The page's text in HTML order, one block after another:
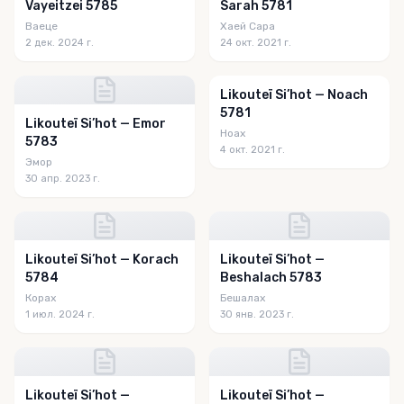
Vayeitzei 5785
Ваеце
2 дек. 2024 г.
Sarah 5781
Хаей Сара
24 окт. 2021 г.
Likouteï Si’hot — Emor
5783
Эмор
30 апр. 2023 г.
Likouteï Si’hot — Noach
5781
Ноах
4 окт. 2021 г.
Likouteï Si’hot — Korach
5784
Корах
1 июл. 2024 г.
Likouteï Si’hot —
Beshalach 5783
Бешалах
30 янв. 2023 г.
Likouteï Si’hot —
Likouteï Si’hot —